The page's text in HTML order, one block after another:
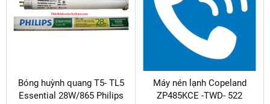
Bóng huỳnh quang T5- TL5
Essential 28W/865 Philips
Máy nén lạnh Copeland
ZP485KCE -TWD- 522